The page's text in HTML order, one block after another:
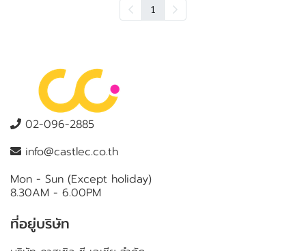
1
02-096-2885
info@castlec.co.th
Mon - Sun (Except holiday)
8.30AM - 6.00PM
ที่อยู่บริษัท